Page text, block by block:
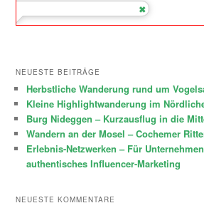
NEUESTE BEITRÄGE
Herbstliche Wanderung rund um
Kleine Highlightwanderung im
Burg Nideggen – Kurzausflug in die
Wandern an der Mosel – Cochemer
Erlebnis-Netzwerken – Für
authentisches Influencer-Marketing
NEUESTE KOMMENTARE